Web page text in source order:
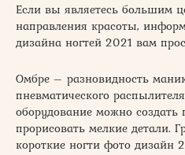
Если вы являетесь большим
направления красоты,
дизайна ногтей 2021 вам
Омбре – разновидность
пневматического
оборудование можно
прорисовать мелкие детали.
короткие ногти фото дизайн